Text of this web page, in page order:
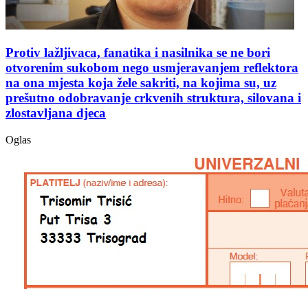
Protiv lažljivaca, fanatika i nasilnika se ne bori
otvorenim sukobom nego usmjeravanjem reflektora
na ona mjesta koja žele sakriti, na kojima su, uz
prešutno odobravanje crkvenih struktura, silovana i
zlostavljana djeca
Oglas